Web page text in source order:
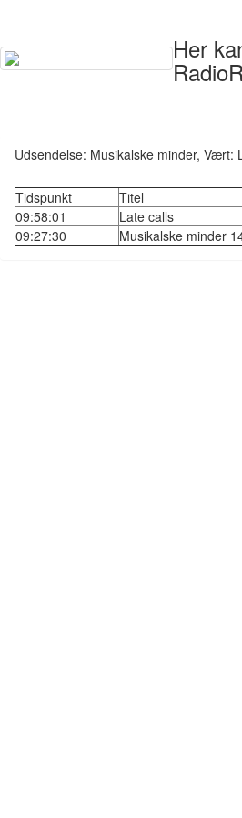
Her
Udsendelse: Musikalske minder, Vært:
Tidspunkt Titel
09:58:01
Late calls
09:27:30
Musikalske minder